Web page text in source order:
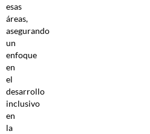
esas
áreas,
asegurando
un
enfoque
en
el
desarrollo
inclusivo
en
la